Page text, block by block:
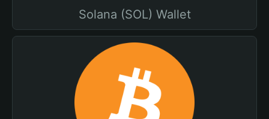
Solana (SOL) Wallet